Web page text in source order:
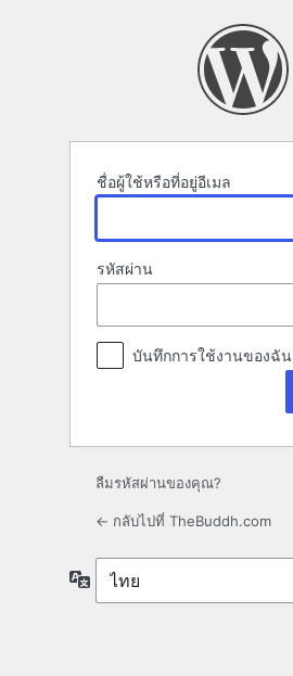
ชื่อผู้ใช้หรือที่อยู่อีเมล
รหัสผ่าน
บันทึกการใช้งานของฉัน
ลืมรหัสผ่านของคุณ?
← กลับไปที่ TheBuddh.com
ภาษา